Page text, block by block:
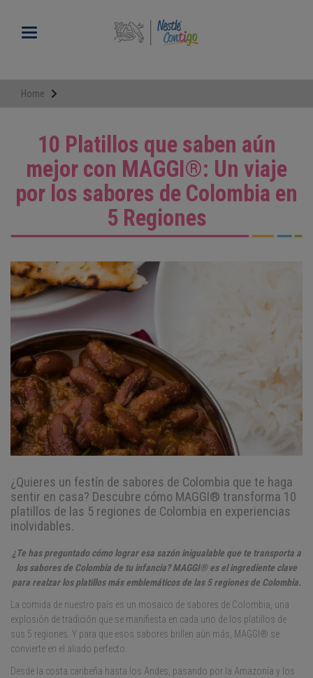
contenidoToggle navigation
Home
10 Platillos que saben aún
mejor con MAGGI®: Un viaje
por los sabores de Colombia en
5 Regiones
¿Quieres un festín de sabores de Colombia que te haga
sentir en casa? Descubre cómo MAGGI® transforma 10
platillos de las 5 regiones de Colombia en experiencias
inolvidables.
¿Te has preguntado cómo lograr esa sazón inigualable que te transporta a
los sabores de Colombia de tu infancia? MAGGI® es el ingrediente clave
para realzar los platillos más emblemáticos de las 5 regiones de Colombia.
La comida de nuestro país es un mosaico de sabores de Colombia, una
explosión de tradición que se manifiesta en cada uno de los platillos de
sus 5 regiones. Y para que esos sabores brillen aún más, MAGGI® se
convierte en el aliado perfecto.
Desde la costa caribeña hasta los Andes, pasando por la Amazonía y los